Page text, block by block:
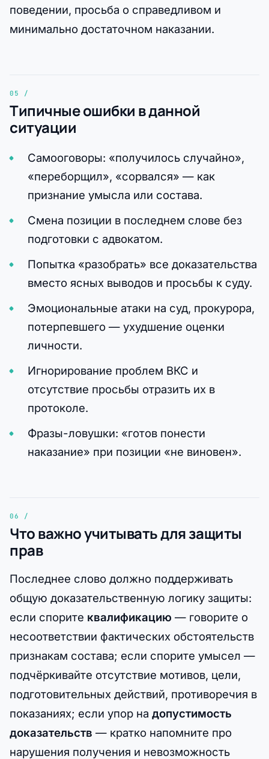
поведении, просьба о справедливом и
минимально достаточном наказании.
Типичные ошибки в данной
ситуации
Самооговоры: «получилось случайно»,
«переборщил», «сорвался» — как
признание умысла или состава.
Смена позиции в последнем слове без
подготовки с адвокатом.
Попытка «разобрать» все доказательства
вместо ясных выводов и просьбы к суду.
Эмоциональные атаки на суд, прокурора,
потерпевшего — ухудшение оценки
личности.
Игнорирование проблем ВКС и
отсутствие просьбы отразить их в
протоколе.
Фразы-ловушки: «готов понести
наказание» при позиции «не виновен».
Что важно учитывать для защиты
прав
Последнее слово должно поддерживать
общую доказательственную логику защиты:
если спорите квалификацию — говорите о
несоответствии фактических обстоятельств
признакам состава; если спорите умысел —
подчёркивайте отсутствие мотивов, цели,
подготовительных действий, противоречия в
показаниях; если упор на допустимость
доказательств — кратко напомните про
нарушения получения и невозможность